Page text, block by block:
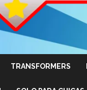
TRANSFORMERS